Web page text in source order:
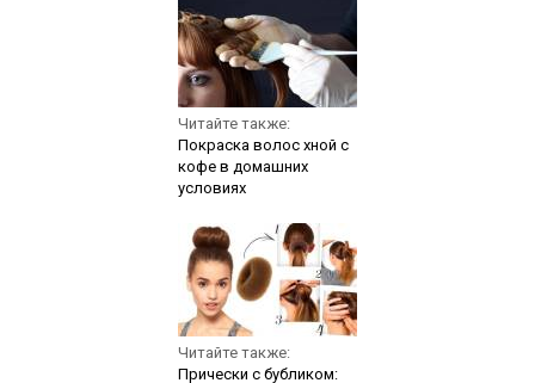
Читайте также:
Покраска волос хной с
кофе в домашних
условиях
Читайте также:
Прически с бубликом: